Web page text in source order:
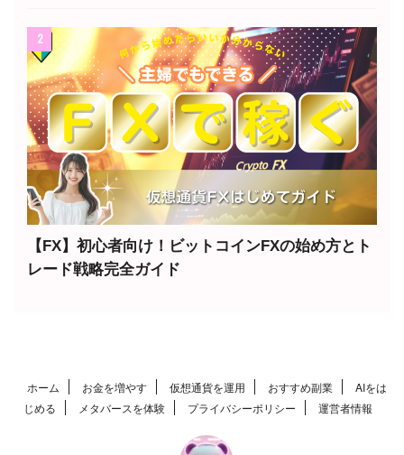
2
【FX】初心者向け！ビットコインFXの始め方とト
レード戦略完全ガイド
ホーム お金を増やす 仮想通貨を運用 おすすめ副業
AIをは
じめる
メタバースを体験 プライバシーポリシー 運営者情報